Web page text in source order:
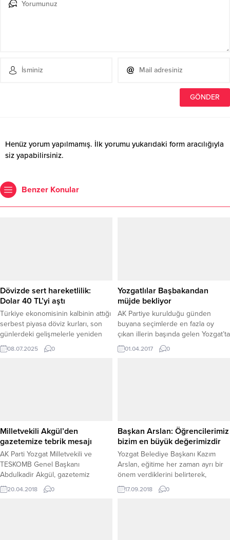
Henüz yorum yapılmamış. İlk yorumu yukarıdaki form aracılığıyla
siz yapabilirsiniz.
Benzer Konular
Dövizde sert hareketlilik:
Dolar 40 TL’yi aştı
Türkiye ekonomisinin kalbinin attığı
serbest piyasa döviz kurları, son
günlerdeki gelişmelerle yeniden
hareketlendi. Ekonomik kriz ve
yüksek enflasyonun gölgesinde,
aranın ardından yeniden 40 TL...
08.07.2025 0
Yozgatlılar Başbakandan
müjde bekliyor
AK Partiye kurulduğu günden
buyana seçimlerde en fazla oy
çıkan illerin başında gelen Yozgat’ta
vatandaşlar 4 Nisan Salı günü
Yozgat’a gelecek olan Başbakan
01.04.2017 0
Milletvekili Akgül’den
gazetemize tebrik mesajı
AK Parti Yozgat Milletvekili ve
TESKOMB Genel Başkanı
Abdulkadir Akgül, gazetemiz
Yeniufuk’un 22 Kuruluş Yıldönümü
dolayısıyla telefonla arayarak tebrik
20.04.2018 0
Başkan Arslan: Öğrencilerimiz
bizim en büyük değerimizdir
Yozgat Belediye Başkanı Kazım
Arslan, eğitime her zaman ayrı bir
önem verdiklerini belirterek,
“Öğrencilerimiz bizim en büyük
değerimizdir.”dedi.
17.09.2018 0